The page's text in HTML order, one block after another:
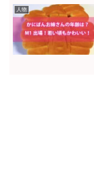
人物